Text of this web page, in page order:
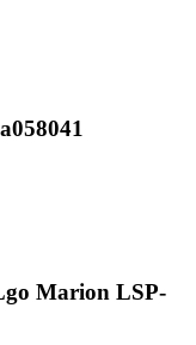
Marion LSP-